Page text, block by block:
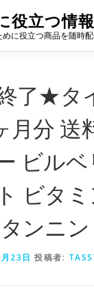
役立つ情
に役立つ商品を随時
了★タ
月分
ビル
ビタ
ンニ
23日 投稿者: